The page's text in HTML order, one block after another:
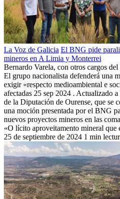
La Voz de Galicia El BNG pide
mineros en A Limia y Monterrei
Bernardo Varela, con otros cargos
El grupo nacionalista defenderá una
exigir «respecto medioambiental e
afectadas 25 sep 2024 . Actualizado
de la Diputación de Ourense, que se
una moción presentada por el BNG
nuevos proyectos mineros en las
«O lícito aproveitamento mineral
25 de septiembre de 2024 1 min